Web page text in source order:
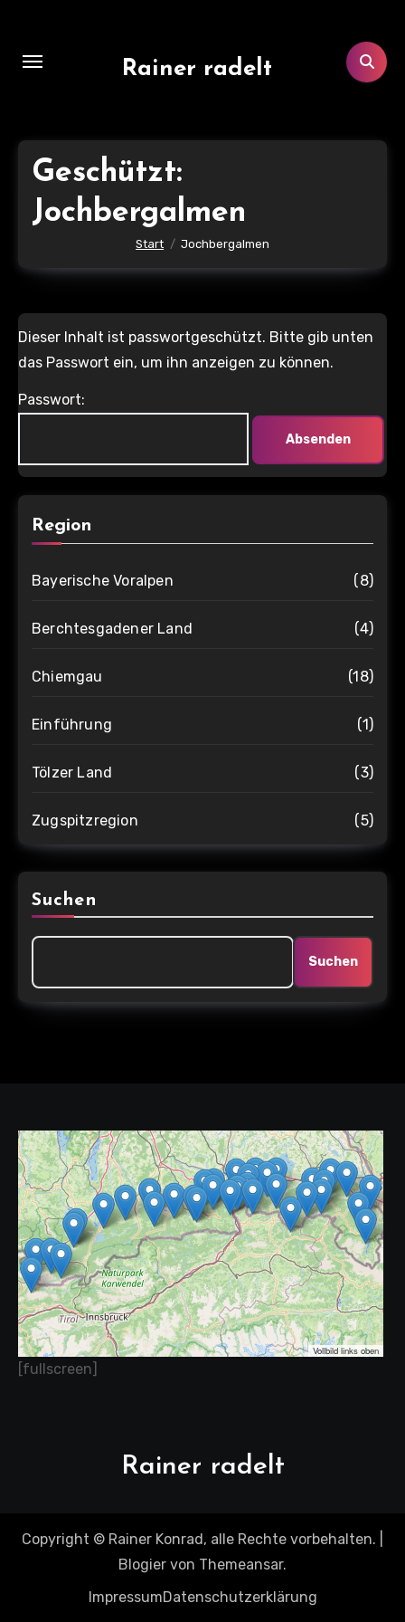
springen
Rainer radelt
Geschützt:
Jochbergalmen
Start Jochbergalmen
Dieser Inhalt ist passwortgeschützt. Bitte gib unten
das Passwort ein, um ihn anzeigen zu können.
Passwort:
Region
Bayerische Voralpen (8)
Berchtesgadener Land (4)
Chiemgau (18)
Einführung (1)
Tölzer Land (3)
Zugspitzregion (5)
Suchen
Suchen
Vollbild links oben
[fullscreen]
Rainer radelt
Copyright © Rainer Konrad, alle Rechte vorbehalten.
Blogier von Themeansar.
ImpressumDatenschutzerklärung